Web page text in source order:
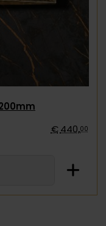
€ 440,00